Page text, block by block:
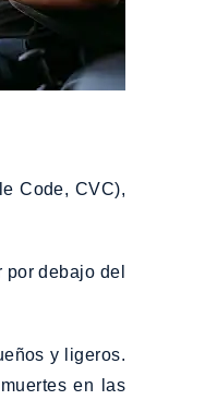
Code, CVC),
debajo del
y ligeros.
en las